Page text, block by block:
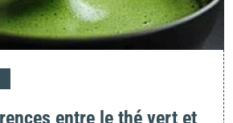
entre le thé vert et